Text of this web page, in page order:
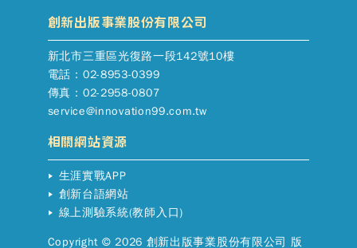
創新出版事業股份有限公司
新北市三重區光復路一段142號10樓
電話：02-8953-0399
傳真：02-2958-0807
service@innovation99.com.tw
相關網站資源
生涯實戰APP
創新台語網站
線上測驗系統(教師入口)
Copyright © 2026 創新出版事業股份有限公司 版